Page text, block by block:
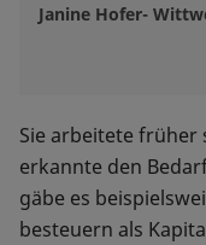
Janine Hofer-
Sie arbeitete früher
erkannte den
gäbe es
besteuern als